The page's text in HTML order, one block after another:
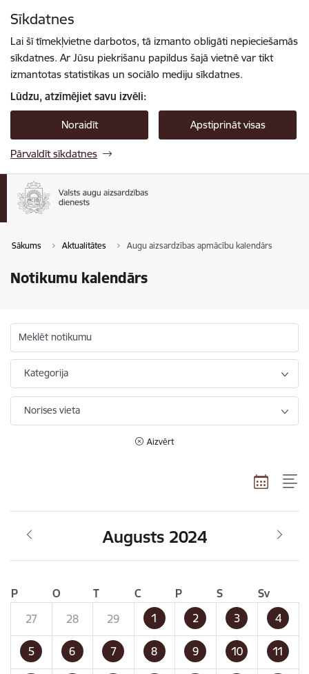
Sīkdatnes
Lai šī tīmekļvietne darbotos, tā izmanto obligāti nepieciešamās
sīkdatnes. Ar Jūsu piekrišanu papildus šajā vietnē var tikt
izmantotas statistikas un sociālo mediju sīkdatnes.
Lūdzu, atzīmējiet savu izvēli:
Noraidīt Apstiprināt visas
Pārvaldīt sīkdatnes
Sākums Aktualitātes Augu aizsardzības apmācību kalendārs
Notikumu kalendārs
Meklēt notikumu
Kategorija
Norises vieta
Aizvērt
Augusts 2024
P O T C P S
Sv
27
28 29 1 2 3 4
5 6 7 8 9 10 11